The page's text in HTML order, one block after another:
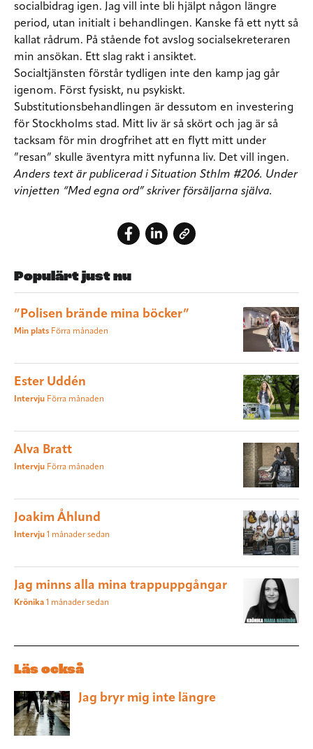
socialbidrag igen. Jag vill inte bli hjälpt någon längre
period, utan initialt i behandlingen. Kanske få ett nytt så
kallat rådrum. På stående fot avslog socialsekreteraren
min ansökan. Ett slag rakt i ansiktet.
Socialtjänsten förstår tydligen inte den kamp jag går
igenom. Först fysiskt, nu psykiskt.
Substitutionsbehandlingen är dessutom en investering
för Stockholms stad. Mitt liv är så skört och jag är så
tacksam för min drogfrihet att en flytt mitt under
”resan” skulle äventyra mitt nyfunna liv. Det vill ingen.
Anders text är publicerad i Situation Sthlm #206. Under
vinjetten “Med egna ord” skriver försäljarna själva.
Populärt just nu
”Polisen brände mina böcker”
Min plats Förra månaden
Ester Uddén
Intervju Förra månaden
Alva Bratt
Intervju Förra månaden
Joakim Åhlund
Intervju 1 månader sedan
Jag minns alla mina trappuppgångar
Krönika 1 månader sedan
Läs också
Jag bryr mig inte längre